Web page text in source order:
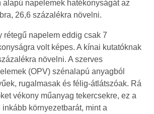
alapú napelemek hatékonyságát az
26,6 százalékra növelni.
rétegű napelem eddig csak 7
volt képes. A kínai kutatóknak
növelni. A szerves
(OPV) szénalapú anyagból
rugalmasak és félig-átlátszóak. Rá
vékony műanyag tekercsekre, ez a
környezetbarát, mint a